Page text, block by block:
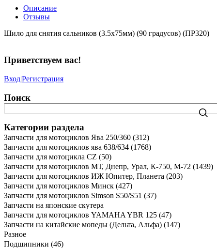
Описание
Отзывы
Шило для снятия сальников (3.5x75мм) (90 градусов) (ПР320)
Приветствуем вас!
Вход|Регистрация
Поиск
Категории раздела
Запчасти для мотоциклов Ява 250/360 (312)
Запчасти для мотоциклов ява 638/634 (1768)
Запчасти для мотоцикла CZ (50)
Запчасти для мотоциклов МТ, Днепр, Урал, К-750, М-72 (1439)
Запчасти для мотоциклов ИЖ Юпитер, Планета (203)
Запчасти для мотоциклов Минск (427)
Запчасти для мотоциклов Simson S50/S51 (37)
Запчасти на японские скутера
Запчасти для мотоциклов YAMAHA YBR 125 (47)
Запчасти на китайские мопеды (Дельта, Альфа) (147)
Разное
Подшипники (46)